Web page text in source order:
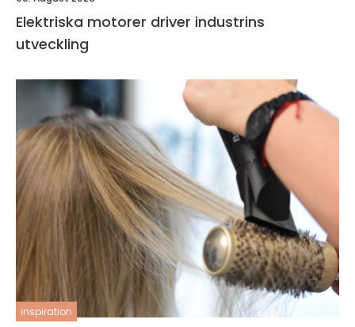
Elektriska motorer driver industrins
utveckling
inspiration